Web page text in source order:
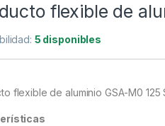
flexible de
5 disponibles
flexible de aluminio GSA-M0 125